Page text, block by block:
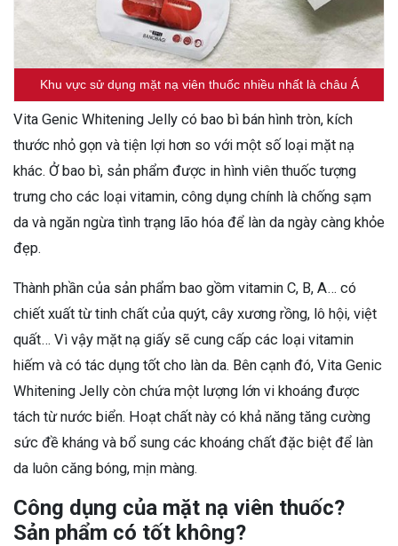
Khu vực sử dụng mặt nạ viên thuốc nhiều nhất là châu Á
Vita Genic Whitening Jelly có bao bì bán hình tròn, kích
thước nhỏ gọn và tiện lợi hơn so với một số loại mặt nạ
khác. Ở bao bì, sản phẩm được in hình viên thuốc tượng
trưng cho các loại vitamin, công dụng chính là chống sạm
da và ngăn ngừa tình trạng lão hóa để làn da ngày càng khỏe
đẹp.
Thành phần của sản phẩm bao gồm vitamin C, B, A… có
chiết xuất từ tinh chất của quýt, cây xương rồng, lô hội, việt
quất… Vì vậy mặt nạ giấy sẽ cung cấp các loại vitamin
hiếm và có tác dụng tốt cho làn da. Bên cạnh đó, Vita Genic
Whitening Jelly còn chứa một lượng lớn vi khoáng được
tách từ nước biển. Hoạt chất này có khả năng tăng cường
sức đề kháng và bổ sung các khoáng chất đặc biệt để làn
da luôn căng bóng, mịn màng.
Công dụng của mặt nạ viên thuốc?
Sản phẩm có tốt không?